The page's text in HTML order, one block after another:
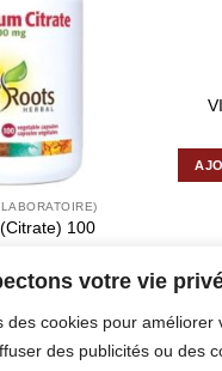
votre vie
des cookies pour améliorer
des publicités ou des
100